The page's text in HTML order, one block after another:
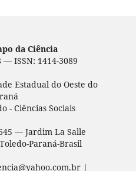
da Ciência
— ISSN: 1414-3089
Estadual do Oeste do
- Ciências Sociais
— Jardim La Salle
Paraná-Brasil
|